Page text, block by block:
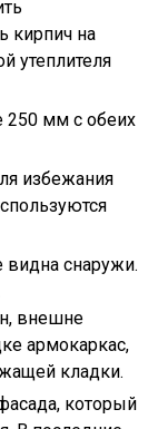
кирпич на
утеплителя
250 мм с обеих
избежания
видна снаружи.
внешне
армокаркас,
кладки.
который